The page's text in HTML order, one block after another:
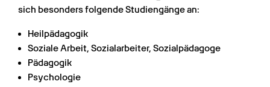
sich besonders folgende Studiengänge an:
Heilpädagogik
Soziale Arbeit, Sozialarbeiter, Sozialpädagoge
Pädagogik
Psychologie